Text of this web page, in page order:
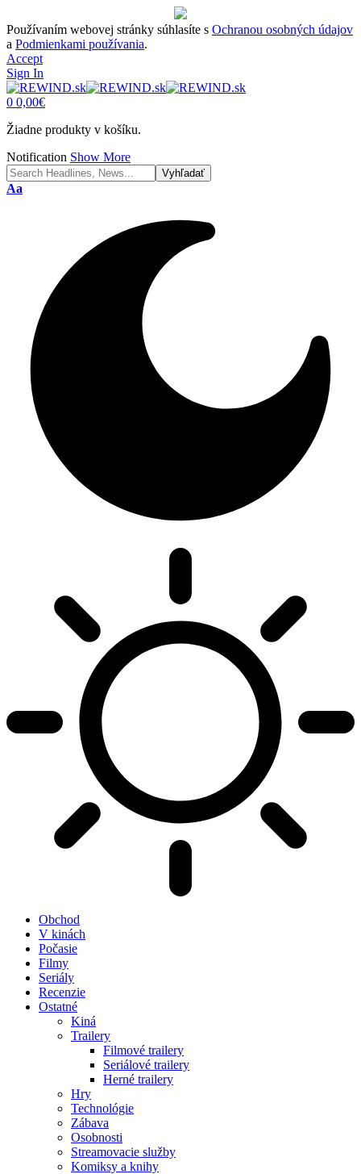
Používaním webovej stránky súhlasíte s Ochranou osobných údajov
a Podmienkami používania.
Accept
Sign In
0 0,00€
Žiadne produkty v košíku.
Notification Show More
Font
Aa
Obchod
V kinách
Počasie
Filmy
Seriály
Recenzie
Ostatné
Kiná
Trailery
Filmové trailery
Seriálové trailery
Herné trailery
Hry
Technológie
Zábava
Osobnosti
Streamovacie služby
Komiksy a knihy